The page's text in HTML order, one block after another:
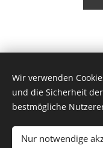
© 2021 Tanzzentrum
Wir verwenden
und die Sicherheit
bestmögliche
Nur notwendige